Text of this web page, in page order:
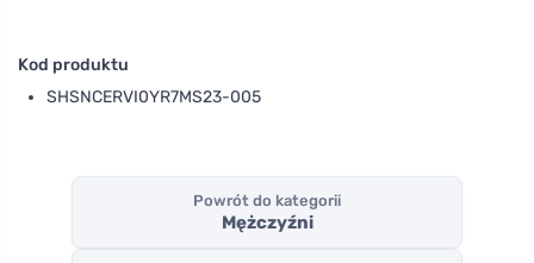
Kod produktu
SHSNCERVI0YR7MS23-005
Powrót do kategorii
Mężczyźni